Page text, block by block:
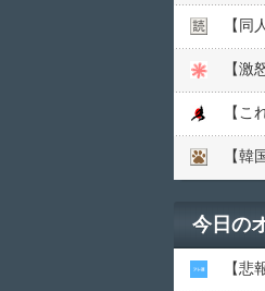
【
【激
【
今日の
【